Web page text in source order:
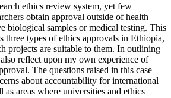
ethics review system, yet few
obtain approval outside of health
biological samples or medical testing. This
three types of ethics approvals in Ethiopia,
projects are suitable to them. In outlining
also reflect upon my own experience of
The questions raised in this case
about accountability for international
as areas where universities and ethics